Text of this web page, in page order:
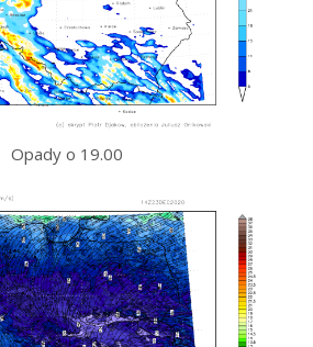
Opady o 19.00